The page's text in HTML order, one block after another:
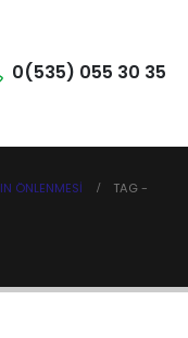
0(535) 055 30 35
ÖNLENMESI
TAG -